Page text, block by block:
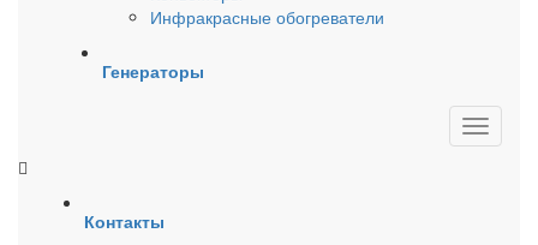
Инфракрасные обогреватели
Генераторы
Контакты